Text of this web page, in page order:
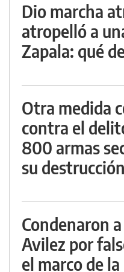
Dio marcha
atropelló a
Zapala: qué
Otra medida
contra el
800 armas
su destrucción
Condenaron
Avilez por
el marco de